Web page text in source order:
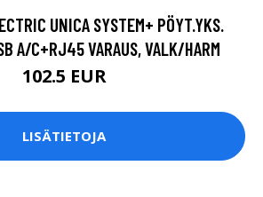
UNICA SYSTEM+ PÖYT.YKS.
A/C+RJ45 VARAUS, VALK/HARM
102.5 EUR
LISÄTIETOJA